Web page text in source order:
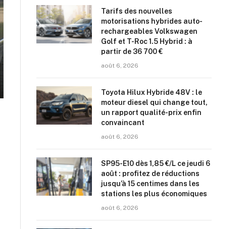
Tarifs des nouvelles
motorisations hybrides auto-
rechargeables Volkswagen
Golf et T-Roc 1.5 Hybrid : à
partir de 36 700 €
août 6, 2026
Toyota Hilux Hybride 48V : le
moteur diesel qui change tout,
un rapport qualité-prix enfin
convaincant
août 6, 2026
SP95-E10 dès 1,85 €/L ce jeudi 6
août : profitez de réductions
jusqu’à 15 centimes dans les
stations les plus économiques
août 6, 2026